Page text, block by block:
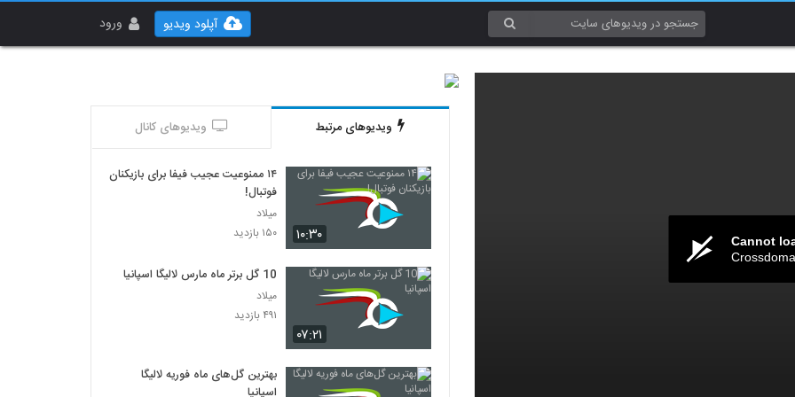
ورود آپلود ویدیو
Cannot
ویدیوهای مرتبط ویدیوهای کانال
۱۰:۳۰
۱۴ ممنوعیت عجیب فیفا برای بازیکنان
فوتبال!
میلاد
۱۵۰ بازدید
۰۷:۲۱
10 گل برتر ماه مارس لالیگا اسپانیا
میلاد
۴۹۱ بازدید
بهترین گل‌های ماه فوریه لالیگا
اسپانیا